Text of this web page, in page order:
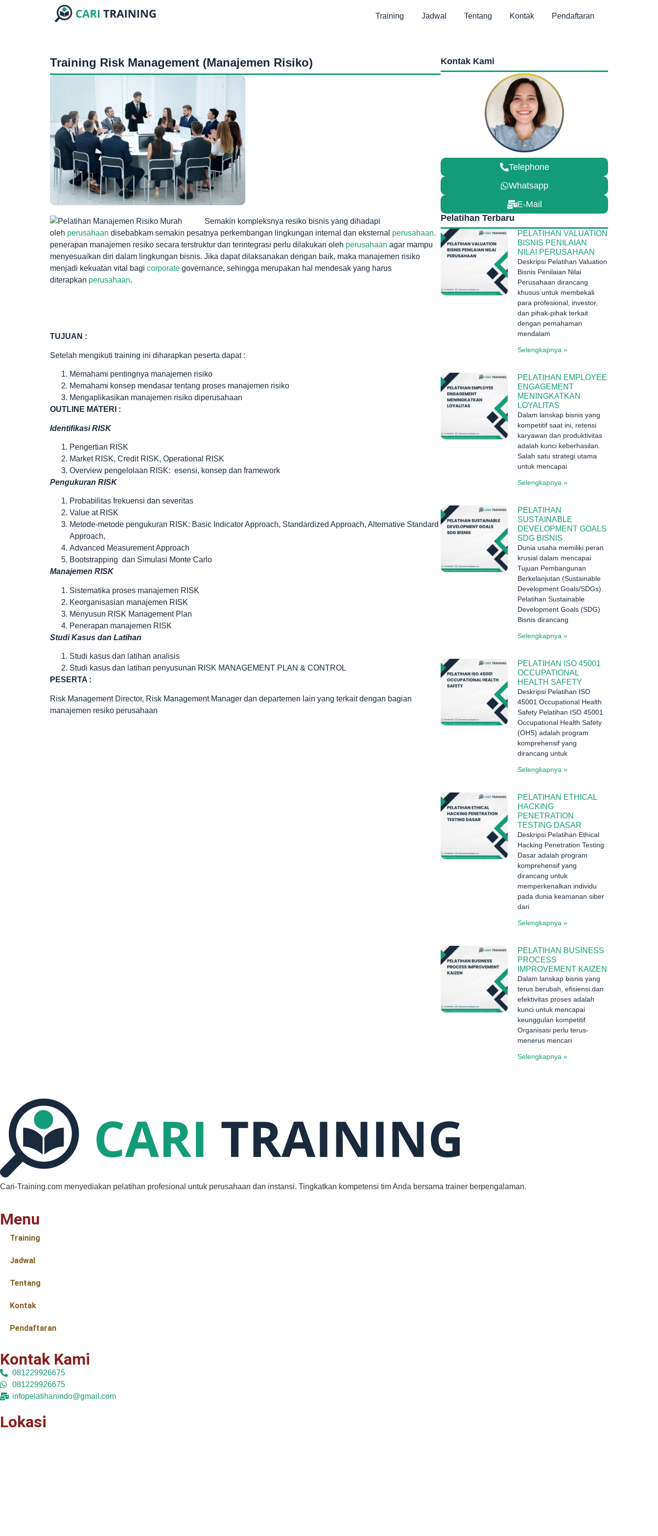
Training Jadwal Tentang Kontak Pendaftaran
Training Risk Management (Manajemen Risiko)
Semakin kompleksnya resiko bisnis yang dihadapi
oleh perusahaan disebabkam semakin pesatnya perkembangan lingkungan internal dan eksternal perusahaan.
penerapan manajemen resiko secara terstruktur dan terintegrasi perlu dilakukan oleh perusahaan agar mampu
menyesuaikan diri dalam lingkungan bisnis. Jika dapat dilaksanakan dengan baik, maka manajemen risiko
menjadi kekuatan vital bagi corporate governance, sehingga merupakan hal mendesak yang harus
diterapkan perusahaan.
TUJUAN :
Setelah mengikuti training ini diharapkan peserta dapat :
Memahami pentingnya manajemen risiko
Memahami konsep mendasar tentang proses manajemen risiko
Mengaplikasikan manajemen risiko diperusahaan
OUTLINE MATERI :
Identifikasi RISK
Pengertian RISK
Market RISK, Credit RISK, Operational RISK
Overview pengelolaan RISK: esensi, konsep dan framework
Pengukuran RISK
Probabilitas frekuensi dan severitas
Value at RISK
Metode-metode pengukuran RISK: Basic Indicator Approach, Standardized Approach, Alternative Standard
Approach,
Advanced Measurement Approach
Bootstrapping dan Simulasi Monte Carlo
Manajemen RISK
Sistematika proses manajemen RISK
Keorganisasian manajemen RISK
Menyusun RISK Management Plan
Penerapan manajemen RISK
Studi Kasus dan Latihan
Studi kasus dan latihan analisis
Studi kasus dan latihan penyusunan RISK MANAGEMENT PLAN & CONTROL
PESERTA :
Risk Management Director, Risk Management Manager dan departemen lain yang terkait dengan bagian
manajemen resiko perusahaan
Kontak Kami
Telephone
Whatsapp
E-Mail
Pelatihan Terbaru
PELATIHAN VALUATION
BISNIS PENILAIAN
NILAI PERUSAHAAN
Deskripsi Pelatihan Valuation
Bisnis Penilaian Nilai
Perusahaan dirancang
khusus untuk membekali
para profesional, investor,
dan pihak-pihak terkait
dengan pemahaman
mendalam
Selengkapnya »
PELATIHAN EMPLOYEE
ENGAGEMENT
MENINGKATKAN
LOYALITAS
Dalam lanskap bisnis yang
kompetitif saat ini, retensi
karyawan dan produktivitas
adalah kunci keberhasilan.
Salah satu strategi utama
untuk mencapai
Selengkapnya »
PELATIHAN
SUSTAINABLE
DEVELOPMENT GOALS
SDG BISNIS
Dunia usaha memiliki peran
krusial dalam mencapai
Tujuan Pembangunan
Berkelanjutan (Sustainable
Development Goals/SDGs).
Pelatihan Sustainable
Development Goals (SDG)
Bisnis dirancang
Selengkapnya »
PELATIHAN ISO 45001
OCCUPATIONAL
HEALTH SAFETY
Deskripsi Pelatihan ISO
45001 Occupational Health
Safety Pelatihan ISO 45001
Occupational Health Safety
(OHS) adalah program
komprehensif yang
dirancang untuk
Selengkapnya »
PELATIHAN ETHICAL
HACKING
PENETRATION
TESTING DASAR
Deskripsi Pelatihan Ethical
Hacking Penetration Testing
Dasar adalah program
komprehensif yang
dirancang untuk
memperkenalkan individu
pada dunia keamanan siber
dari
Selengkapnya »
PELATIHAN BUSINESS
PROCESS
IMPROVEMENT KAIZEN
Dalam lanskap bisnis yang
terus berubah, efisiensi dan
efektivitas proses adalah
kunci untuk mencapai
keunggulan kompetitif.
Organisasi perlu terus-
menerus mencari
Selengkapnya »
Cari-Training.com menyediakan pelatihan profesional untuk perusahaan dan instansi. Tingkatkan kompetensi tim Anda bersama trainer berpengalaman.
Menu
Training
Jadwal
Tentang
Kontak
Pendaftaran
Kontak Kami
081229926675
081229926675
infopelatihanindo@gmail.com
Lokasi